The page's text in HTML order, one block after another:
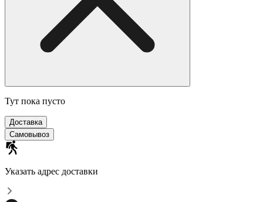
Тут пока пусто
Доставка
Самовывоз
Указать адрес доставки